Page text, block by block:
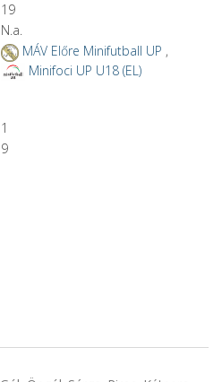
19
N.a.
MÁV Előre Minifutball UP ,
Minifoci UP U18 (EL)
1
9